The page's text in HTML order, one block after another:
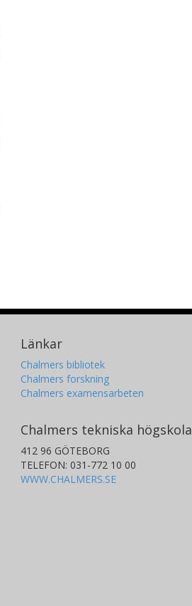
Länkar
Chalmers bibliotek
Chalmers forskning
Chalmers examensarbeten
Chalmers tekniska högskola
412 96 GÖTEBORG
TELEFON: 031-772 10 00
WWW.CHALMERS.SE